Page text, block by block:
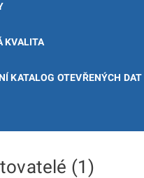
KVALITA
KATALOG OTEVŘENÝCH DAT
(1)